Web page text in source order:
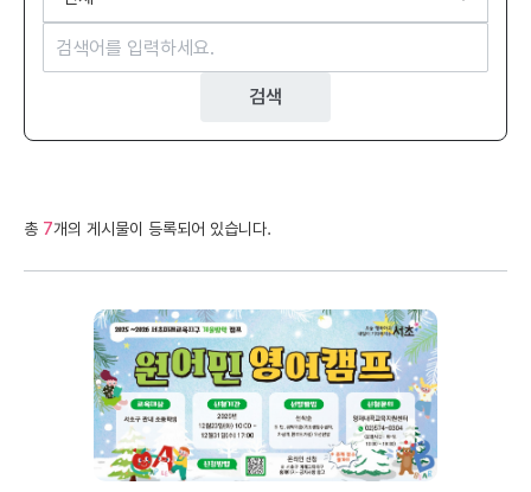
검색
총 7개의 게시물이 등록되어 있습니다.